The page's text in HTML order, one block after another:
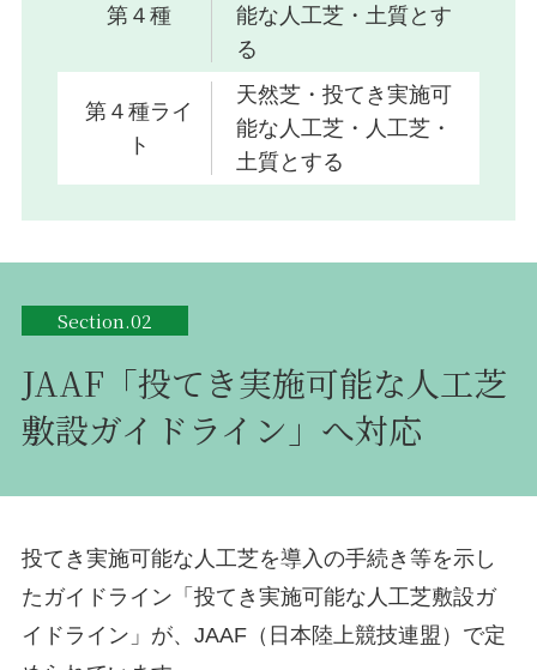
第４種
能な人工芝・土質とす
る
第４種ライ
ト
天然芝・投てき実施可
能な人工芝・人工芝・
土質とする
Section.02
JAAF「投てき実施可能な人工芝
敷設ガイドライン」へ対応
投てき実施可能な人工芝を導入の手続き等を示し
たガイドライン「投てき実施可能な人工芝敷設ガ
イドライン」が、JAAF（日本陸上競技連盟）で定